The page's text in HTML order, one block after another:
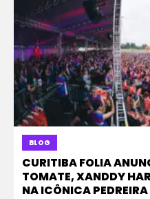
BLOG
CURITIBA FOLIA
TOMATE, XANDDY
NA ICÔNICA